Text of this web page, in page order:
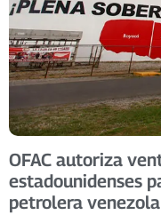
OFAC autoriza
estadounidenses
petrolera